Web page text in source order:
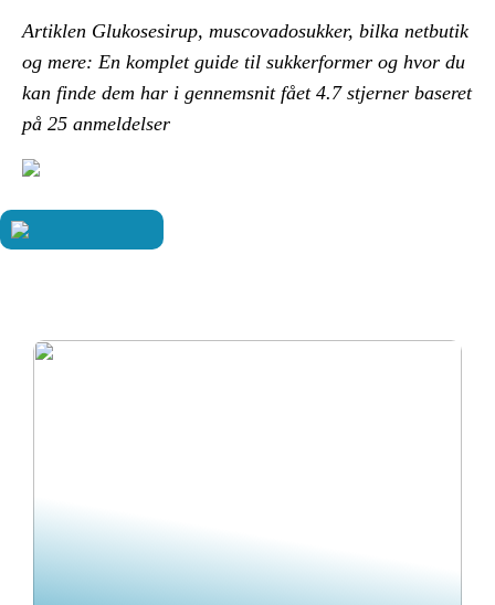
Artiklen Glukosesirup, muscovadosukker, bilka netbutik
og mere: En komplet guide til sukkerformer og hvor du
kan finde dem har i gennemsnit fået 4.7stjerner baseret
på 25 anmeldelser